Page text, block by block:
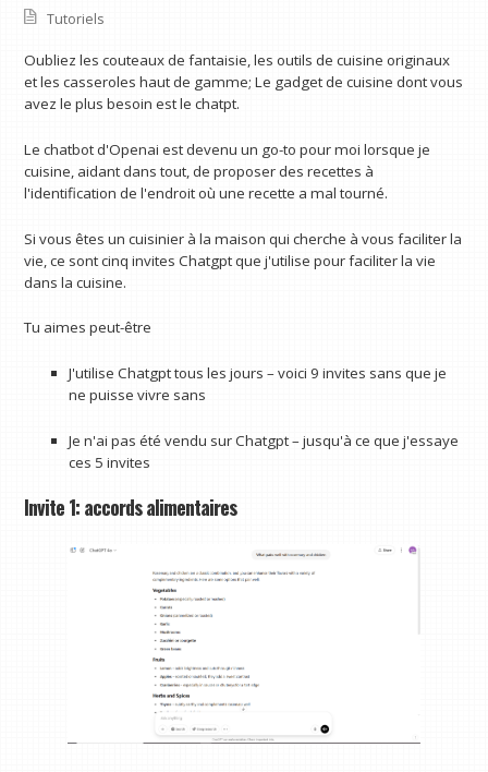
Tutoriels
Oubliez les couteaux de fantaisie, les outils de cuisine originaux
et les casseroles haut de gamme; Le gadget de cuisine dont vous
avez le plus besoin est le chatpt.
Le chatbot d'Openai est devenu un go-to pour moi lorsque je
cuisine, aidant dans tout, de proposer des recettes à
l'identification de l'endroit où une recette a mal tourné.
Si vous êtes un cuisinier à la maison qui cherche à vous faciliter la
vie, ce sont cinq invites Chatgpt que j'utilise pour faciliter la vie
dans la cuisine.
Tu aimes peut-être
J'utilise Chatgpt tous les jours – voici 9 invites sans que je
ne puisse vivre sans
Je n'ai pas été vendu sur Chatgpt – jusqu'à ce que j'essaye
ces 5 invites
Invite 1: accords alimentaires